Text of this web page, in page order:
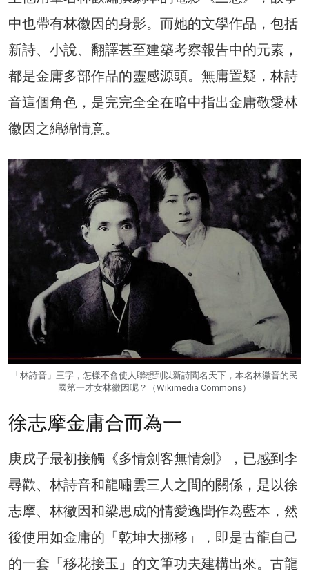
中也帶有林徽因的身影。而她的文學作品，包括
新詩、小說、翻譯甚至建築考察報告中的元素，
都是金庸多部作品的靈感源頭。無庸置疑，林詩
音這個角色，是完完全全在暗中指出金庸敬愛林
徽因之綿綿情意。
「林詩音」三字，怎樣不會使人聯想到以新詩聞名天下，本名林徽音的民
國第一才女林徽因呢？（Wikimedia Commons）
徐志摩金庸合而為一
庚戌子最初接觸《多情劍客無情劍》，已感到李
尋歡、林詩音和龍嘯雲三人之間的關係，是以徐
志摩、林徽因和梁思成的情愛逸聞作為藍本，然
後使用如金庸的「乾坤大挪移」，即是古龍自己
的一套「移花接玉」的文筆功夫建構出來。古龍